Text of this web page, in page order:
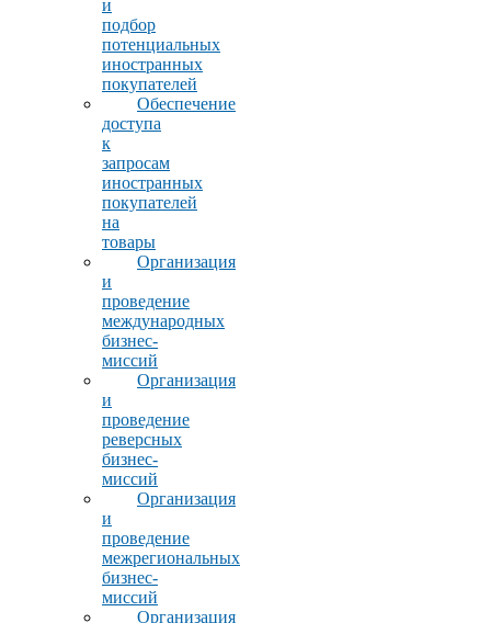
и
подбор
потенциальных
иностранных
покупателей
Обеспечение
доступа
к
запросам
иностранных
покупателей
на
товары
Организация
и
проведение
международных
бизнес-
миссий
Организация
и
проведение
реверсных
бизнес-
миссий
Организация
и
проведение
межрегиональных
бизнес-
миссий
Организация